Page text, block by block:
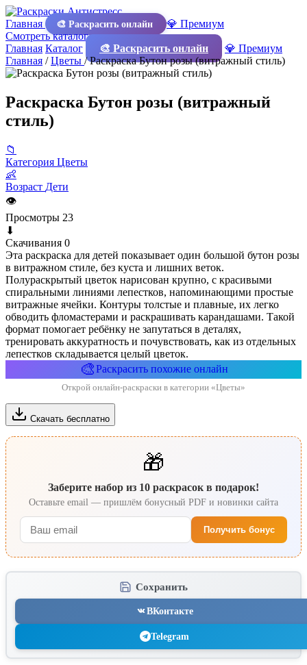
Главная 🎨 Раскрасить онлайн
💎 Премиум
Смотреть каталог
Главная Каталог 🎨 Раскрасить онлайн
💎 Премиум
Главная /Цветы /Раскраска Бутон розы (витражный стиль)
Раскраска Бутон розы (витражный
стиль)
📁
Категория Цветы
👶
Возраст Дети
👁
Просмотры 23
⬇
Скачивания 0
Эта раскраска для детей показывает один большой бутон розы
в витражном стиле, без куста и лишних веток.
Полураскрытый цветок нарисован крупно, с красивыми
спиральными линиями лепестков, напоминающими простые
витражные ячейки. Контуры толстые и плавные, их легко
обводить фломастерами и раскрашивать карандашами. Такой
формат помогает ребёнку не запутаться в деталях,
тренировать аккуратность и почувствовать, как из отдельных
лепестков складывается целый цветок.
🎨Раскрасить похожие онлайн
Открой онлайн-раскраски в категории «Цветы»
Скачать бесплатно
🎁
Заберите набор из 10 раскрасок в подарок!
Оставьте email — пришлём бонусный PDF и новинки сайта
Получить бонус
Сохранить
ВКонтакте
Telegram